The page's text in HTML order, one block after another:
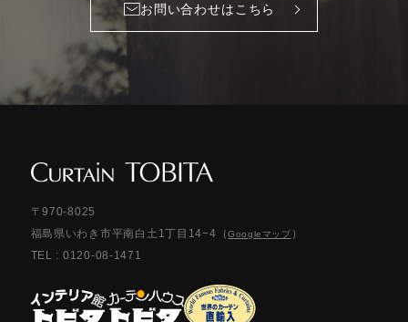
お問い合わせはこちら
〒970-8025
福島県いわき市平南白土1丁目14−4 （Googleマップ ）
TEL : 0120-08-1471